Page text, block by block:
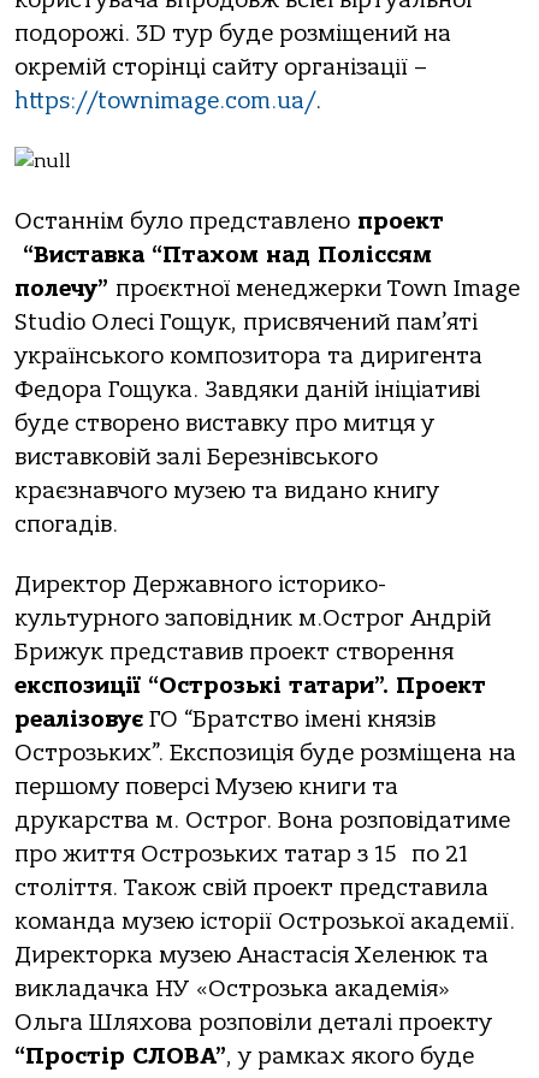
подорожі. 3D тур буде розміщений на
окремій сторінці сайту організації –
https://townimage.com.ua/.
Останнім було представлено проект
“Виставка “Птахом над Поліссям
полечу” проєктної менеджерки Town Image
Studio Олесі Гощук, присвячений пам’яті
українського композитора та диригента
Федора Гощука. Завдяки даній ініціативі
буде створено виставку про митця у
виставковій залі Березнівського
краєзнавчого музею та видано книгу
спогадів.
Директор Державного історико-
культурного заповідник м.Острог Андрій
Брижук представив проект створення
експозиці “Острозькі татари”. Проект
реалізовує ГО “Братство імені князів
Острозьких”. Експозиція буде розміщена на
першому поверсі Музею книги та
друкарства м. Острог. Вона розповідатиме
про життя Острозьких татар з 15 по 21
століття. Також свій проект представила
команда музею історії Острозької академії.
Директорка музею Анастасія Хеленюк та
викладачка НУ «Острозька академія»
Ольга Шляхова розповіли деталі проекту
“Простір СЛОВА”, у рамках якого буде